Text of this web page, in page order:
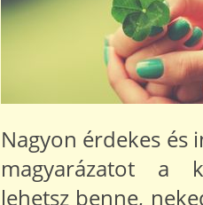
Nagyon érdekes
magyarázatot a
lehetsz benne,